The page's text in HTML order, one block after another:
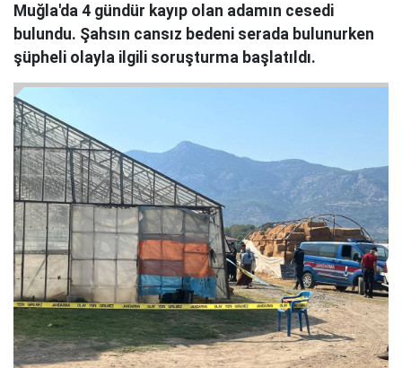
Muğla'da 4 gündür kayıp olan adamın cesedi
bulundu. Şahsın cansız bedeni serada bulunurken
şüpheli olayla ilgili soruşturma başlatıldı.